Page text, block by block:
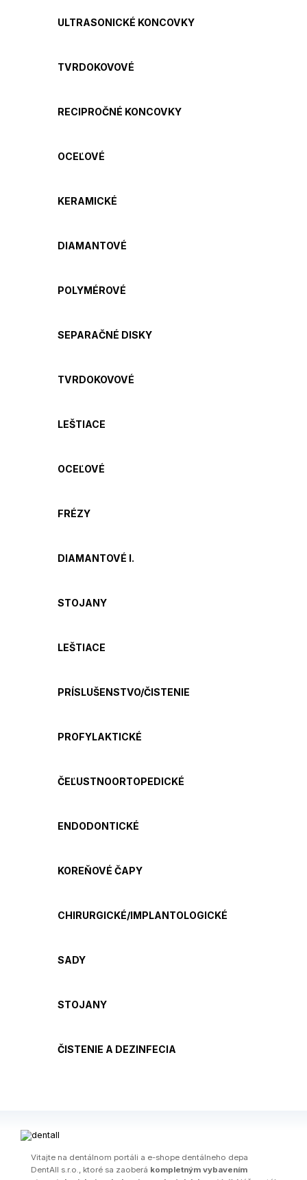
ULTRASONICKÉ KONCOVKY
TVRDOKOVOVÉ
RECIPROČNÉ KONCOVKY
OCEĽOVÉ
KERAMICKÉ
DIAMANTOVÉ
POLYMÉROVÉ
SEPARAČNÉ DISKY
TVRDOKOVOVÉ
LEŠTIACE
OCEĽOVÉ
FRÉZY
DIAMANTOVÉ I.
STOJANY
LEŠTIACE
PRÍSLUŠENSTVO/ČISTENIE
PROFYLAKTICKÉ
ČEĽUSTNOORTOPEDICKÉ
ENDODONTICKÉ
KOREŇOVÉ ČAPY
CHIRURGICKÉ/IMPLANTOLOGICKÉ
SADY
STOJANY
ČISTENIE A DEZINFECIA
Vitajte na dentálnom portáli a e-shope dentálneho depa
DentAll s.r.o., ktoré sa zaoberá kompletným vybavením